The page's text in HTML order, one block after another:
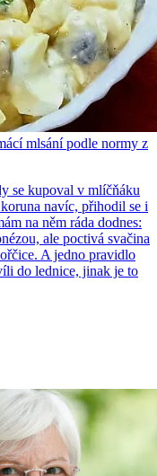
mlsání podle normy z
se kupoval v mlíčňáku
navíc, přihodil se i
na něm ráda dodnes:
ale poctivá svačina
A jedno pravidlo
do lednice, jinak je to